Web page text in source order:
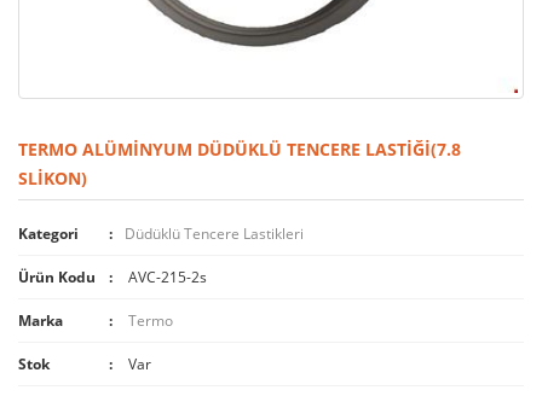
TERMO ALÜMINYUM DÜDÜKLÜ TENCERE LASTIĞI(7.8
SLIKON)
Kategori Düdüklü Tencere Lastikleri
Ürün Kodu AVC-215-2s
Marka Termo
Stok Var